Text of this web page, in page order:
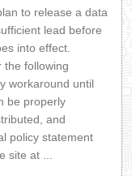
to release a data
lead before
into effect.
the following
workaround until
be properly
and
policy statement
site at ...